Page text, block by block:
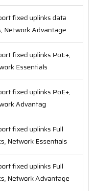
fixed uplinks data
Network Advantage
fixed uplinks PoE+,
Essentials
fixed uplinks PoE+,
Advantag
fixed uplinks Full
Network Essentials
fixed uplinks Full
Network Advantage